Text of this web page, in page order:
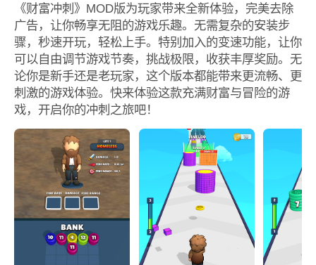
《财富冲刺》MOD版为玩家带来全新体验，完美去除
广告，让你畅享无阻的游戏乐趣。无需复杂的安装步
骤，秒速开玩，轻松上手。特别加入的变速功能，让你
可以自由调节游戏节奏，挑战极限，收获丰厚奖励。无
论你是新手还是老玩家，这个版本都能带来更流畅、更
刺激的游戏体验。快来体验这款充满财富与冒险的游
戏，开启你的冲刺之旅吧！